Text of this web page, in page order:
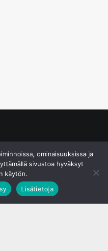
ominaisuuksissa ja
sivustoa hyväksyt
käytön.
Lisätietoja